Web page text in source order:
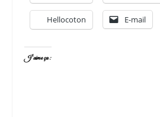
Hellocoton E-mail
J’aime ça :